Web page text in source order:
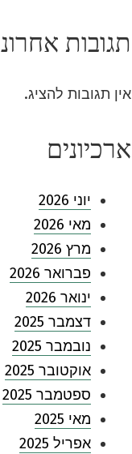
תגובות
אין תגובות להציג.
ארכיונים
יוני 2026
מאי 2026
מרץ 2026
פברואר 2026
ינואר 2026
דצמבר 2025
נובמבר 2025
אוקטובר 2025
ספטמבר 2025
מאי 2025
אפריל 2025